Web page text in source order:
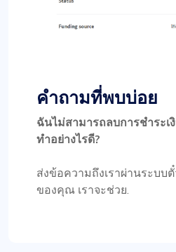
คำถามที่พบบ่อย
ฉันไม่สามารถลบการชำระ
ทำอย่างไรดี?
ส่งข้อความถึงเราผ่านระบบ
ของคุณ เราจะช่วย.